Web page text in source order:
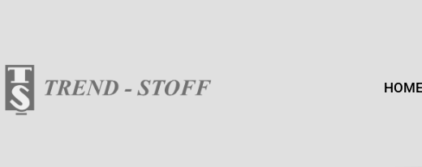
HOME